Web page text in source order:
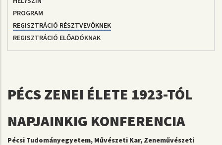
PROGRAM
REGISZTRÁCIÓ RÉSZTVEVŐKNEK
REGISZTRÁCIÓ ELŐADÓKNAK
PÉCS ZENEI ÉLETE 1923-TÓL
NAPJAINKIG KONFERENCIA
Pécsi Tudományegyetem, Művészeti Kar, Zeneművészeti